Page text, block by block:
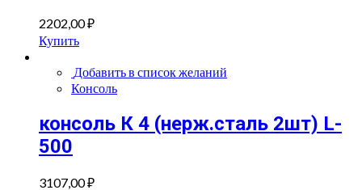
2202,00₽
Купить
Добавить в список желаний
Консоль
консоль К 4 (нерж.сталь 2шт) L-
500
3107,00₽